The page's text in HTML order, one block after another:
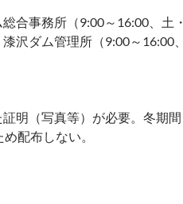
合事務所（9:00～16:00、土・
沢ダム管理所（9:00～16:00、
明（写真等）が必要。冬期間
配布しない。